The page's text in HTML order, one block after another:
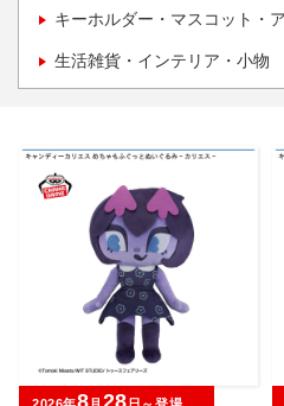
キーホルダー・マスコット・
生活雑貨・インテリア・小物
8 28